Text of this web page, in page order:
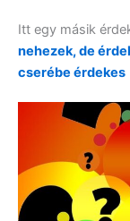
Itt egy másik
nehezek, de
cserébe érdekes